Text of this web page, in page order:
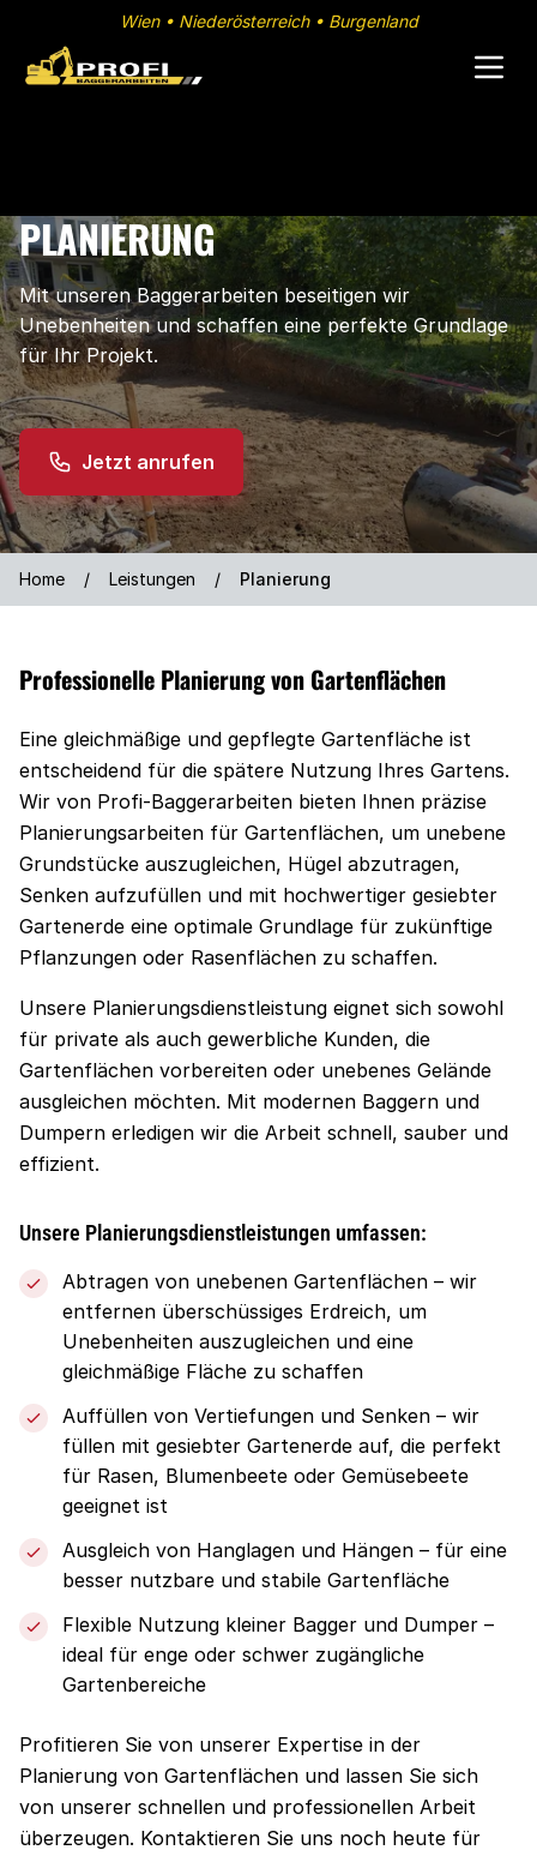
Wien • Niederösterreich • Burgenland
PLANIERUNG
Mit unseren Baggerarbeiten beseitigen wir
Unebenheiten und schaffen eine perfekte Grundlage
für Ihr Projekt.
Jetzt anrufen
Home / Leistungen / Planierung
Professionelle Planierung von Gartenflächen
Eine gleichmäßige und gepflegte Gartenfläche ist
entscheidend für die spätere Nutzung Ihres Gartens.
Wir von Profi-Baggerarbeiten bieten Ihnen präzise
Planierungsarbeiten für Gartenflächen, um unebene
Grundstücke auszugleichen, Hügel abzutragen,
Senken aufzufüllen und mit hochwertiger gesiebter
Gartenerde eine optimale Grundlage für zukünftige
Pflanzungen oder Rasenflächen zu schaffen.
Unsere Planierungsdienstleistung eignet sich sowohl
für private als auch gewerbliche Kunden, die
Gartenflächen vorbereiten oder unebenes Gelände
ausgleichen möchten. Mit modernen Baggern und
Dumpern erledigen wir die Arbeit schnell, sauber und
effizient.
Unsere Planierungsdienstleistungen umfassen:
Abtragen von unebenen Gartenflächen – wir
entfernen überschüssiges Erdreich, um
Unebenheiten auszugleichen und eine
gleichmäßige Fläche zu schaffen
Auffüllen von Vertiefungen und Senken – wir
füllen mit gesiebter Gartenerde auf, die perfekt
für Rasen, Blumenbeete oder Gemüsebeete
geeignet ist
Ausgleich von Hanglagen und Hängen – für eine
besser nutzbare und stabile Gartenfläche
Flexible Nutzung kleiner Bagger und Dumper –
ideal für enge oder schwer zugängliche
Gartenbereiche
Profitieren Sie von unserer Expertise in der
Planierung von Gartenflächen und lassen Sie sich
von unserer schnellen und professionellen Arbeit
überzeugen. Kontaktieren Sie uns noch heute für